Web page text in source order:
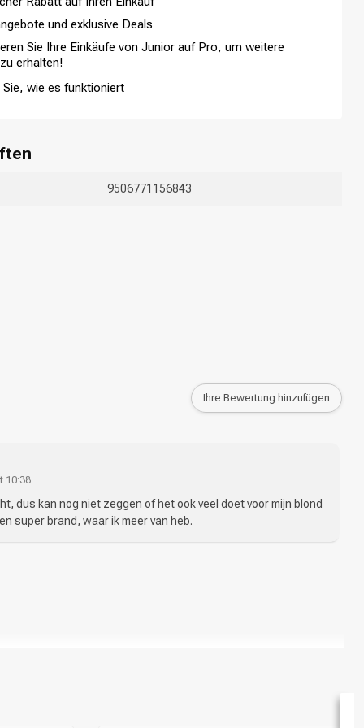
und exklusive Deals
Sie Ihre Einkäufe von Junior auf Pro, um weitere
erhalten!
Sie, wie es funktioniert
9506771156843
Ihre Bewertung hinzufügen
10:38
dus kan nog niet zeggen of het ook veel doet voor mijn blond
super brand, waar ik meer van heb.